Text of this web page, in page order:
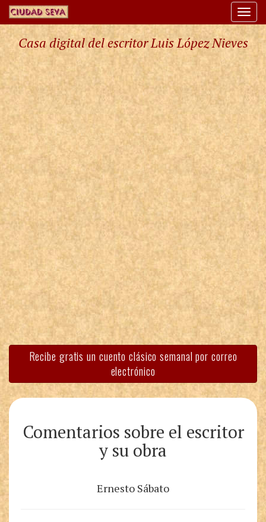
Casa digital del escritor Luis López Nieves
Recibe gratis un cuento clásico semanal por correo
electrónico
Comentarios sobre el escritor
y su obra
Ernesto Sábato